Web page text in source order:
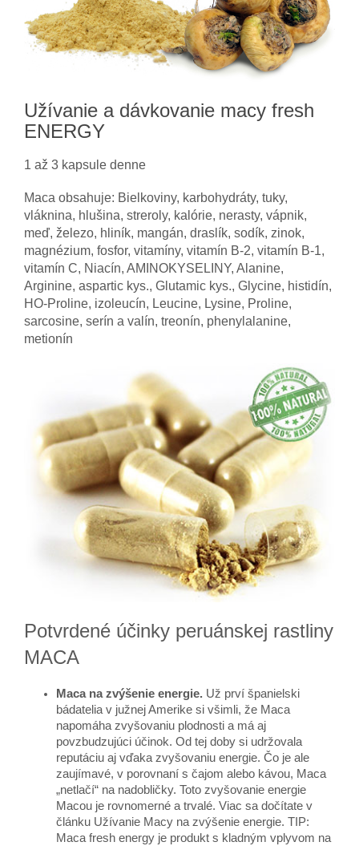
Užívanie a dávkovanie macy fresh
ENERGY
1 až 3 kapsule denne
Maca obsahuje: Bielkoviny, karbohydráty, tuky,
vláknina, hlušina, streroly, kalórie, nerasty, vápnik,
meď, železo, hliník, mangán, draslík, sodík, zinok,
magnézium, fosfor, vitamíny, vitamín B-2, vitamín B-1,
vitamín C, Niacín, AMINOKYSELINY, Alanine,
Arginine, aspartic kys., Glutamic kys., Glycine, histidín,
HO-Proline, izoleucín, Leucine, Lysine, Proline,
sarcosine, serín a valín, treonín, phenylalanine,
metionín
Potvrdené účinky peruánskej rastliny
MACA
Maca na zvýšenie energie. Už prví španielski
bádatelia v južnej Amerike si všimli, že Maca
napomáha zvyšovaniu plodnosti a má aj
povzbudzujúci účinok. Od tej doby si udržovala
reputáciu aj vďaka zvyšovaniu energie. Čo je ale
zaujímavé, v porovnaní s čajom alebo kávou, Maca
„netlačí“ na nadobličky. Toto zvyšovanie energie
Macou je rovnomerné a trvalé. Viac sa dočítate v
článku Užívanie Macy na zvýšenie energie. TIP:
Maca fresh energy je produkt s kladným vplyvom na